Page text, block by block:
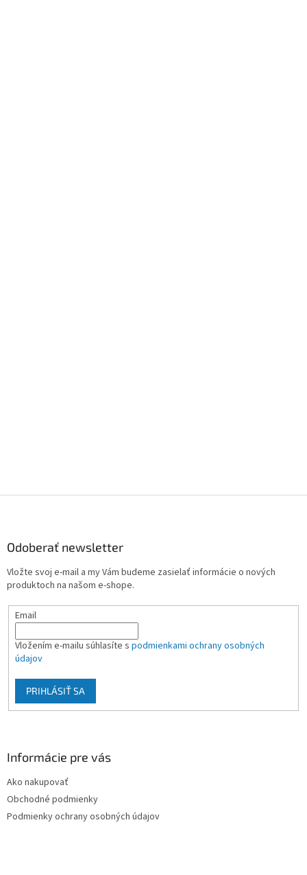
Odoberať newsletter
Vložte svoj e-mail a my Vám budeme zasielať informácie o nových
produktoch na našom e-shope.
Email
Vložením e-mailu súhlasíte s podmienkami ochrany osobných
údajov
PRIHLÁSIŤ SA
Informácie pre vás
Ako nakupovať
Obchodné podmienky
Podmienky ochrany osobných údajov